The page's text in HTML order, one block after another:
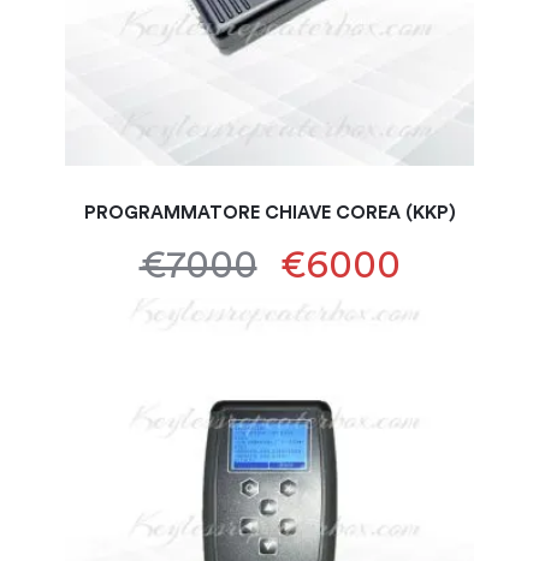
PROGRAMMATORE CHIAVE COREA (KKP)
€7000 €6000